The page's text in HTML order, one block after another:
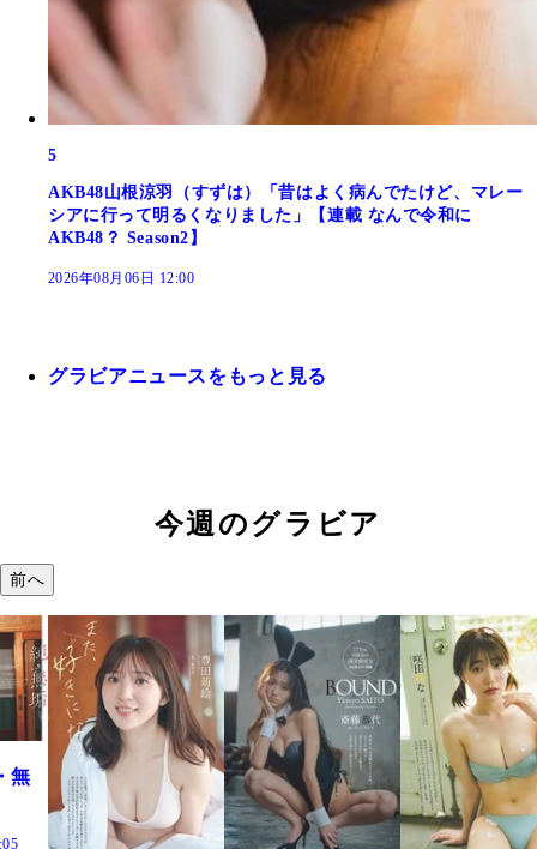
5
AKB48山根涼羽（すずは）「昔はよく病んでたけど、マレー
シアに行って明るくなりました」【連載 なんで令和に
AKB48？ Season2】
2026年08月06日 12:00
グラビアニュースをもっと見る
今週のグラビア
前へ